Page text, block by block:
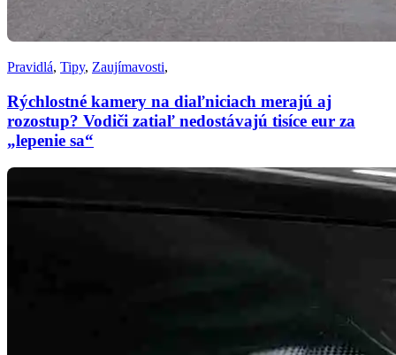
Pravidlá, Tipy, Zaujímavosti,
Rýchlostné kamery na diaľniciach merajú aj
rozostup? Vodiči zatiaľ nedostávajú tisíce eur za
„lepenie sa“